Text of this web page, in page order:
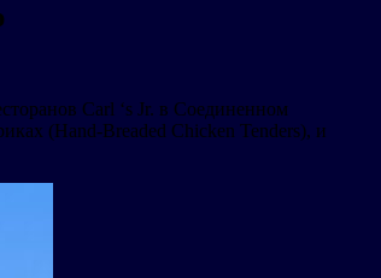
Carl ‘s Jr. в Соединенном
(Hand-Breaded Chicken Tenders), и